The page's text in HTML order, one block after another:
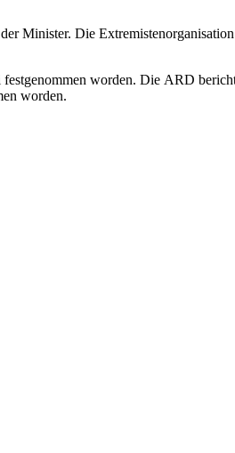
Minister. Die
worden. Die ARD
worden.